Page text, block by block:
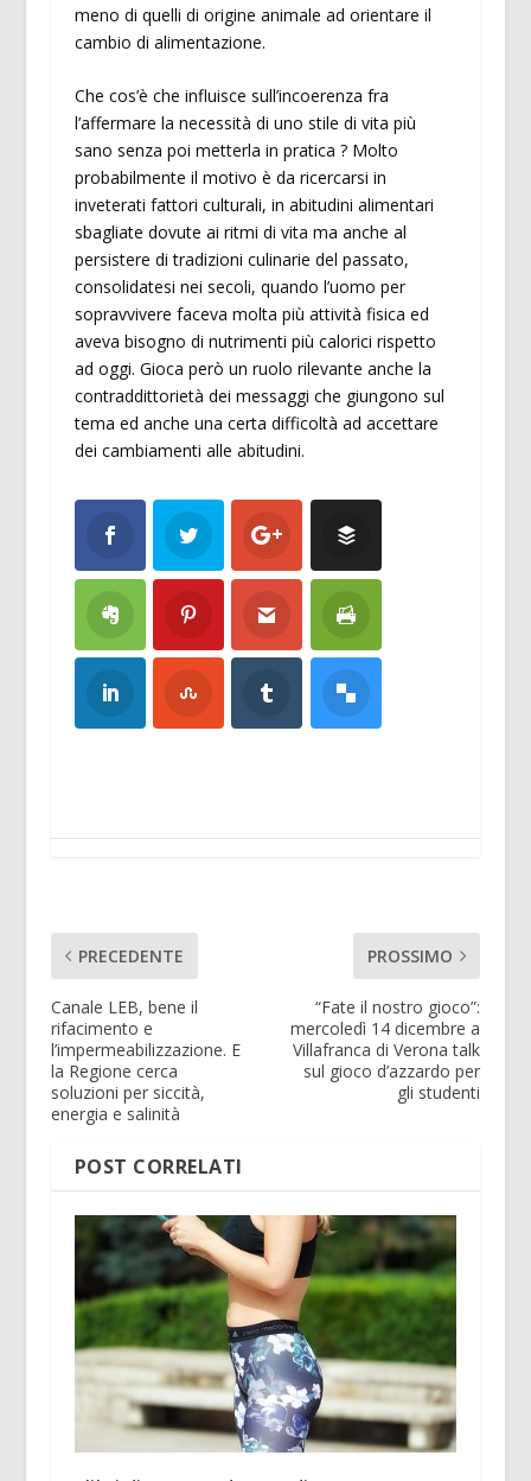
meno di quelli di origine animale ad orientare il
cambio di alimentazione.
Che cos’è che influisce sull’incoerenza fra
l’affermare la necessità di uno stile di vita più
sano senza poi metterla in pratica ? Molto
probabilmente il motivo è da ricercarsi in
inveterati fattori culturali, in abitudini alimentari
sbagliate dovute ai ritmi di vita ma anche al
persistere di tradizioni culinarie del passato,
consolidatesi nei secoli, quando l’uomo per
sopravvivere faceva molta più attività fisica ed
aveva bisogno di nutrimenti più calorici rispetto
ad oggi. Gioca però un ruolo rilevante anche la
contraddittorietà dei messaggi che giungono sul
tema ed anche una certa difficoltà ad accettare
dei cambiamenti alle abitudini.
PRECEDENTE
Canale LEB, bene il
rifacimento e
l’impermeabilizzazione. E
la Regione cerca
soluzioni per siccità,
energia e salinità
PROSSIMO
“Fate il nostro gioco”:
mercoledì 14 dicembre a
Villafranca di Verona talk
sul gioco d’azzardo per
gli studenti
POST CORRELATI